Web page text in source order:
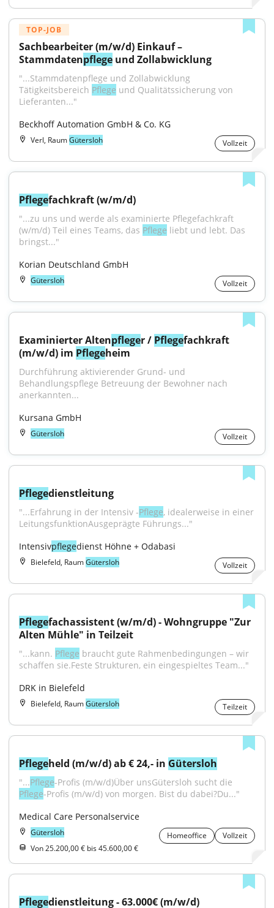
TOP-JOB
Sachbearbeiter (m/w/d) Einkauf –
Stammdatenpflege und Zollabwicklung
"...Stammdatenpflege und Zollabwicklung
Tätigkeitsbereich Pflege und Qualitätssicherung von
Lieferanten..."
Beckhoff Automation GmbH & Co. KG
Verl, RaumGütersloh Vollzeit
Pflegefachkraft (w/m/d)
"...zu uns und werde als examinierte Pflegefachkraft
(w/m/d) Teil eines Teams, das Pflege liebt und lebt. Das
bringst..."
Korian Deutschland GmbH
Gütersloh Vollzeit
Examinierter Altenpfleger / Pflegefachkraft
(m/w/d) im Pflegeheim
Durchführung aktivierender Grund- und
Behandlungspflege Betreuung der Bewohner nach
anerkannten...
Kursana GmbH
Gütersloh Vollzeit
Pflegedienstleitung
"...Erfahrung in der Intensiv -Pflege, idealerweise in einer
LeitungsfunktionAusgeprägte Führungs..."
Intensivpflegedienst Höhne + Odabasi
Bielefeld, RaumGütersloh Vollzeit
Pflegefachassistent (w/m/d) - Wohngruppe "Zur
Alten Mühle" in Teilzeit
"...kann. Pflege braucht gute Rahmenbedingungen – wir
schaffen sie.Feste Strukturen, ein eingespieltes Team..."
DRK in Bielefeld
Bielefeld, RaumGütersloh Teilzeit
Pflegeheld (m/w/d) ab € 24,- in Gütersloh
"...Pflege
Pflege-Profis (m/w/d) von morgen. Bist du dabei?Du..."
Medical Care Personalservice
Gütersloh Homeoffice
Vollzeit
Von 25.200,00 € bis 45.600,00 €
Pflegedienstleitung - 63.000€ (m/w/d)